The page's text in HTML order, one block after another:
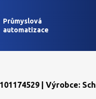
Průmyslová
automatizace
| Výrobce: